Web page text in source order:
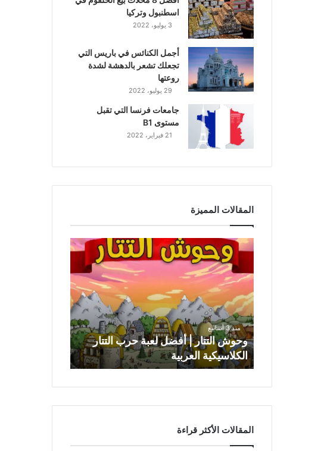
اسطنبول وتركيا
3 يوليو، 2022
أجمل الكنائس في باريس التي
تجعلك تشعر بالدهشة لشدة
روعتها
29 يوليو، 2022
جامعات فرنسا التي تقبل
مستوى B1
21 فبراير، 2022
المقالات المميزة
و
ش
ا
ت
ت
ا
ر
|
ض
ل
ع
منذ 3 أسابيع
وحوش التتار | أفضل لعبة حرب التتار
الكلاسيكية العربية
المقالات الأكثر قراءة